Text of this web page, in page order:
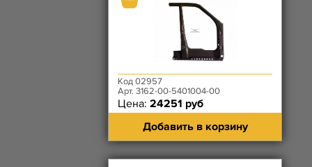
Код 02957
Арт. 3162-00-5401004-00
Цена: 24251 руб
Добавить в корзину